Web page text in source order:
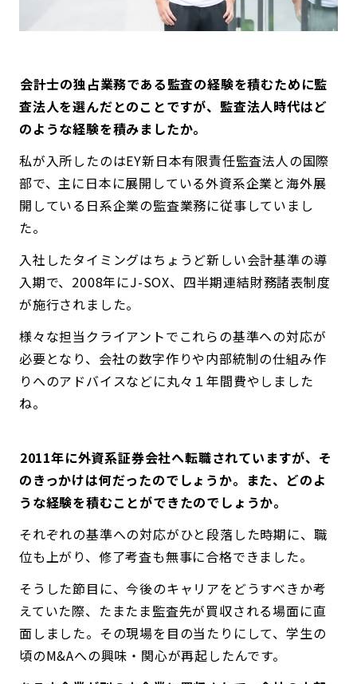
――会計士の独占業務である監査の経験を積むために監
査法人を選んだとのことですが、監査法人時代はど
のような経験を積みましたか。
私が入所したのはEY新日本有限責任監査法人の国際
部で、主に日本に展開している外資系企業と海外展
開している日系企業の監査業務に従事していまし
た。
入社したタイミングはちょうど新しい会計基準の導
入期で、2008年にJ-SOX、四半期連結財務諸表制度
が施行されました。
様々な担当クライアントでこれらの基準への対応が
必要となり、会社の数字作りや内部統制の仕組み作
りへのアドバイスなどに丸々１年間費やしました
ね。
――2011年に外資系証券会社へ転職されていますが、そ
のきっかけは何だったのでしょうか。また、どのよ
うな経験を積むことができたのでしょうか。
それぞれの基準への対応がひと段落した時期に、職
位も上がり、修了考査も無事に合格できました。
そうした節目に、今後のキャリアをどうすべきか考
えていた際、たまたま監査先が買収される場面に直
面しました。その現場を目の当たりにして、学生の
頃のM&Aへの興味・関心が再起したんです。